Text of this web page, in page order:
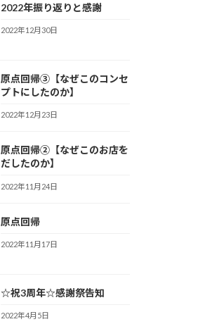
2022年振り返りと感謝
2022年12月30日
原点回帰③【なぜこのコンセ
プトにしたのか】
2022年12月23日
原点回帰②【なぜこのお店を
だしたのか】
2022年11月24日
原点回帰
2022年11月17日
☆祝3周年☆感謝祭告知
2022年4月5日